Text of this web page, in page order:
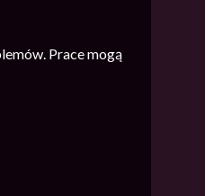
Prace mogą